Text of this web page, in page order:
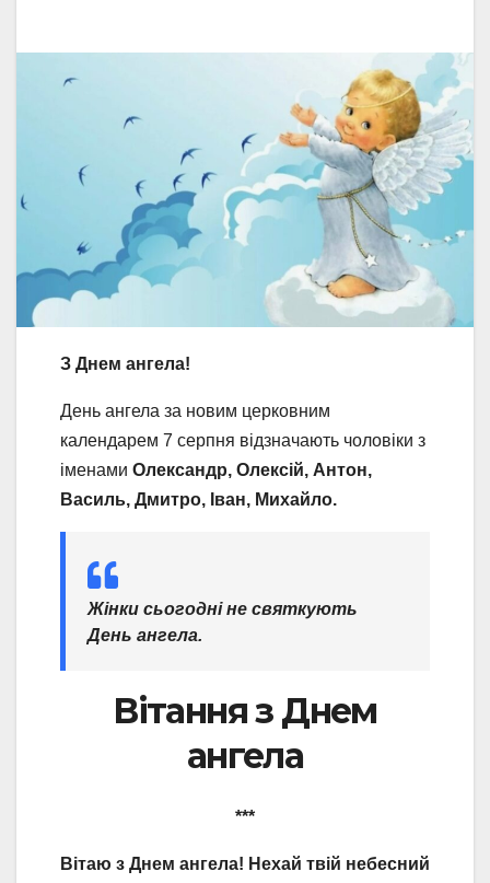
З Днем ангела!
День ангела за новим церковним
календарем 7 серпня відзначають чоловіки з
іменами Олександр, Олексій, Антон,
Василь, Дмитро, Іван, Михайло.
Жінки сьогодні не святкують
День ангела.
Вітання з Днем
ангела
***
Вітаю з Днем ангела! Нехай твій небесний